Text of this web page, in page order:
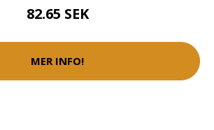
82.65 SEK
MER INFO!